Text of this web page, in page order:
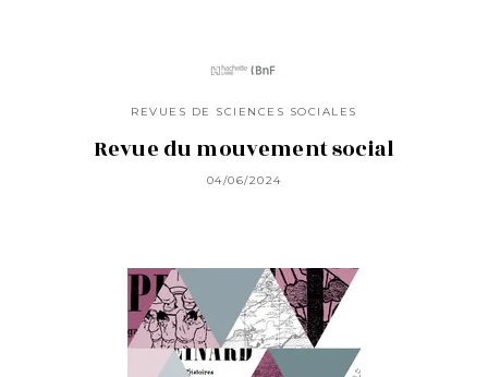
REVUES DE SCIENCES SOCIALES
Revue du mouvement social
04/06/2024